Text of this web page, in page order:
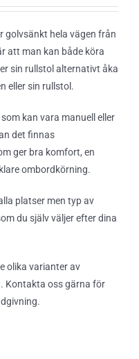
golvsänkt hela vägen från
att man kan både köra
sin rullstol alternativt åka
eller sin rullstol.
kan vara manuell eller
det finnas
ger bra komfort, en
ombordkörning.
platser men typ av
du själv väljer efter dina
olika varianter av
Kontakta oss gärna för